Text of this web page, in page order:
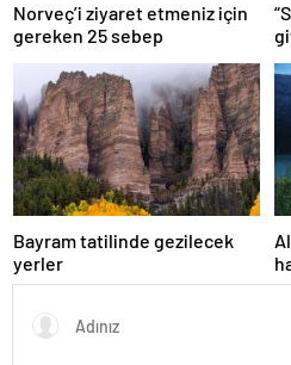
Norveç’i ziyaret etmeniz için
gereken 25 sebep
Bayram tatilinde gezilecek
yerler